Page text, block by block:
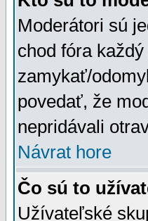
Moderátori sú
chod fóra
zamykať/
povedať, že
nepridávali
Návrat hore
Čo sú to
Užívateľské